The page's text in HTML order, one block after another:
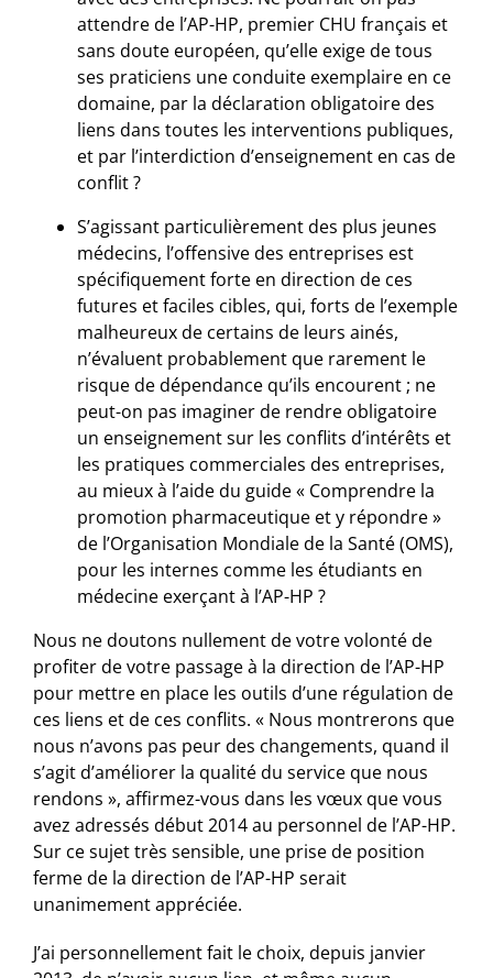
attendre de l’AP-HP, premier CHU français et
sans doute européen, qu’elle exige de tous
ses praticiens une conduite exemplaire en ce
domaine, par la déclaration obligatoire des
liens dans toutes les interventions publiques,
et par l’interdiction d’enseignement en cas de
conflit ?
S’agissant particulièrement des plus jeunes
médecins, l’offensive des entreprises est
spécifiquement forte en direction de ces
futures et faciles cibles, qui, forts de l’exemple
malheureux de certains de leurs ainés,
n’évaluent probablement que rarement le
risque de dépendance qu’ils encourent ; ne
peut-on pas imaginer de rendre obligatoire
un enseignement sur les conflits d’intérêts et
les pratiques commerciales des entreprises,
au mieux à l’aide du guide « Comprendre la
promotion pharmaceutique et y répondre »
de l’Organisation Mondiale de la Santé (OMS),
pour les internes comme les étudiants en
médecine exerçant à l’AP-HP ?
Nous ne doutons nullement de votre volonté de
profiter de votre passage à la direction de l’AP-HP
pour mettre en place les outils d’une régulation de
ces liens et de ces conflits. « Nous montrerons que
nous n’avons pas peur des changements, quand il
s’agit d’améliorer la qualité du service que nous
rendons », affirmez-vous dans les vœux que vous
avez adressés début 2014 au personnel de l’AP-HP.
Sur ce sujet très sensible, une prise de position
ferme de la direction de l’AP-HP serait
unanimement appréciée.
J’ai personnellement fait le choix, depuis janvier